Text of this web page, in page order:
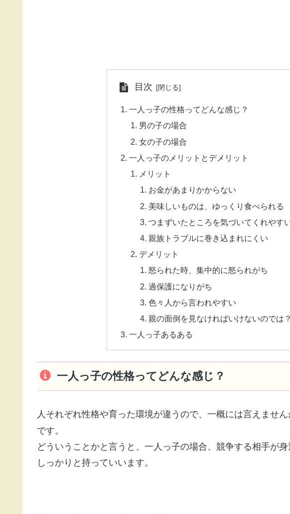
目次
一人っ子の性格ってどんな感じ？
男の子の場合
女の子の場合
一人っ子のメリットとデメリット
メリット
お金があまりかからない
美味しいものは、ゆっくり食べられる
つまずいたところを気づいてくれやす
親族トラブルに巻き込まれにくい
デメリット
怒られた時、集中的に怒られがち
過保護になりがち
色々人から言われやすい
親の面倒を見なければいけないのでは
一人っ子あるある
一人っ子の性格ってどんな感じ？
人それぞれ性格や育った環境が違うので、一概には言えませ
です。
どういうことかと言うと、一人っ子の場合、競争する相手が
しっかりと持っていいます。